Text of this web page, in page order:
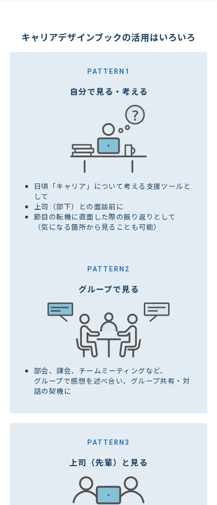
キャリアデザインブックの活用はいろいろ
PATTERN1
自分で見る・考える
日頃「キャリア」について考える支援ツールと
して
上司（部下）との面談前に
節目の転機に直面した際の振り返りとして
（気になる箇所から見ることも可能）
PATTERN2
グループで見る
部会、課会、チームミーティングなど、
グループで感想を述べ合い、グループ共有・対
話の契機に
PATTERN3
上司（先輩）と見る